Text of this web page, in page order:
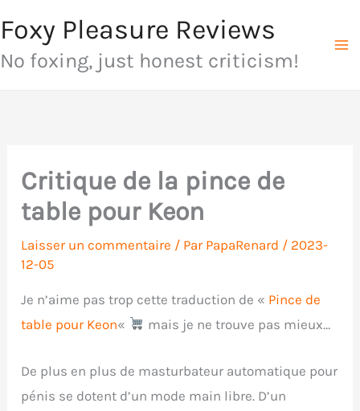
au
contenu
Foxy Pleasure Reviews
No foxing, just honest criticism!
Critique de la pince de
table pour Keon
Laisser un commentaire / Par PapaRenard / 2023-
12-05
Je n’aime pas trop cette traduction de « Pince de
table pour Keon« mais je ne trouve pas mieux…
De plus en plus de masturbateur automatique pour
pénis se dotent d’un mode main libre. D’un